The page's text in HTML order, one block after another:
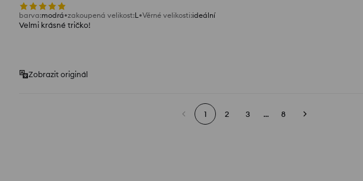
barva:modrá zakoupená velikost:L Věrné velikosti:ideální
Velmi krásné tričko!
Zobrazit originál
1 2 3 ... 8